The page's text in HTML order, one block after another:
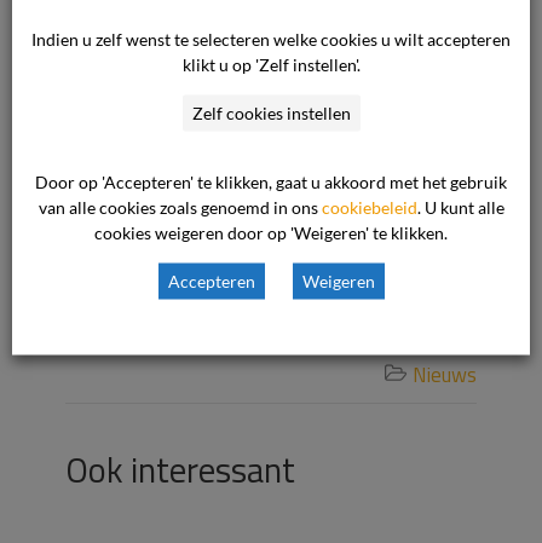
 Nieuws
Ook interessant
Indien u zelf wenst te selecteren welke cookies u wilt accepteren
klikt u op 'Zelf instellen'.
Zelf cookies instellen
Door op 'Accepteren' te klikken, gaat u akkoord met het gebruik
van alle cookies zoals genoemd in onscookiebeleid. U kunt alle
cookies weigeren door op 'Weigeren' te klikken.
Accepteren Weigeren